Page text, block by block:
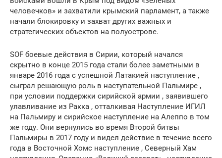
человечков» и захватили крымский парламент, а также
начали блокировку и захват других важных и
стратегических объектов на полуострове.
SOF боевые действия в Сирии, который начался
скрытно в конце 2015 года стали более заметными в
январе 2016 года с успешной Латакией наступление ,
сыграл решающую роль в наступательной Пальмире ,
при условии поддержки сирийской армии , заявившего
улавливание из Ракка , отталкивая Наступление ИГИЛ
на Пальмиру и сирийское наступление на Алеппо в том
же году. Они вернулись во время Второй битвы
Пальмиры в 2017 году и видел действие в течение всего
года в Восточной Хомс наступление , Северный Хам